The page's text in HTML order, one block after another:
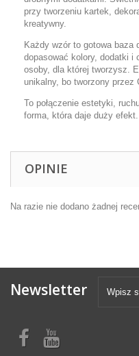
przy tworzeniu kartek,
kreatywny.
Każdy wzór to gotowa baza
dopasować kolory, dodatki i
osoby, dla której tworzysz.
unikalny, bo tworzony przez
To połączenie estetyki,
forma, która daje duży efekt.
OPINIE
Na razie nie dodano żadnej
Newsletter